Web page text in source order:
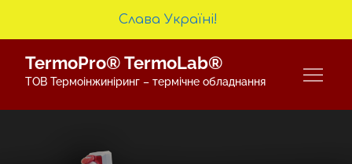
TermoPro® TermoLab®
ТОВ Термоінжиніринг – термічне обладнання
Слава Україні!